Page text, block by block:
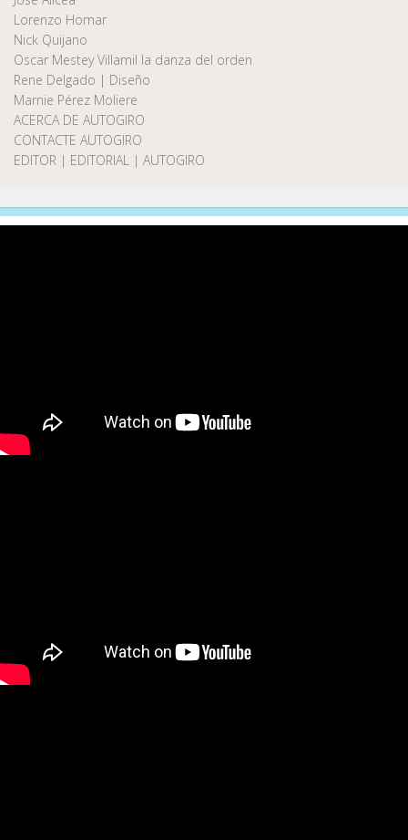
Lorenzo Homar
Nick Quijano
Oscar Mestey Villamil la danza del orden
Rene Delgado | Diseño
Marnie Pérez Moliere
ACERCA DE AUTOGIRO
CONTACTE AUTOGIRO
EDITOR | EDITORIAL | AUTOGIRO